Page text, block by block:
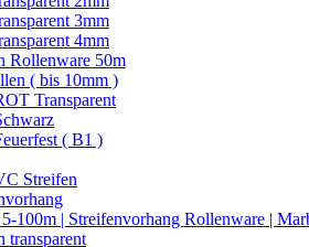
3mm
4mm
Rollenware 50m
( bis 10mm )
Transparent
( B1 )
Streifen
100m | Streifenvorhang Rollenware |
transparent